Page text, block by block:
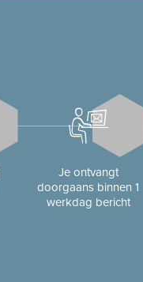
Je ontvangt
doorgaans binnen 1
werkdag bericht